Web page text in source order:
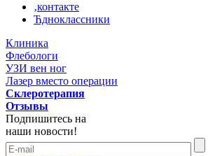
‚контакте
Ћдноклассники
Клиника
Флебологи
УЗИ вен ног
Лазер вместо операции
Склеротерапия
Отзывы
Подпишитесь на
наши новости!